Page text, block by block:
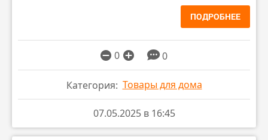
ПОДРОБНЕЕ
0 0
Категория: Товары для дома
07.05.2025 в 16:45